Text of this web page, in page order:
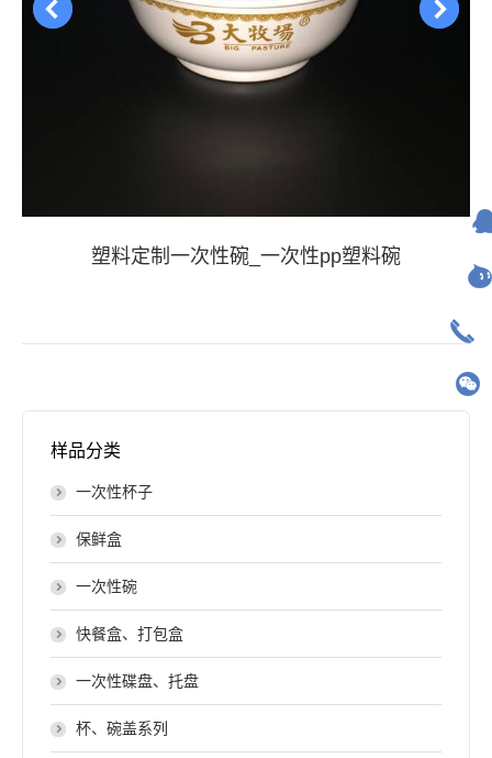
塑料定制一次性碗_一次性pp塑料碗
样品分类
一次性杯子
保鲜盒
一次性碗
快餐盒、打包盒
一次性碟盘、托盘
杯、碗盖系列